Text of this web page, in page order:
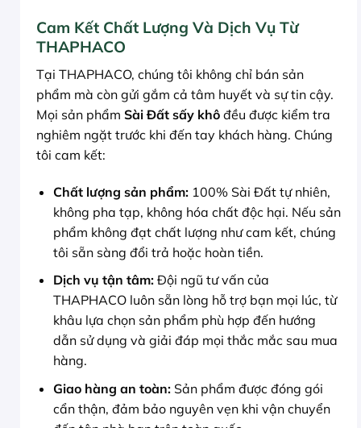
Cam Kết Chất Lượng Và Dịch Vụ Từ
THAPHACO
Tại THAPHACO, chúng tôi không chỉ bán sản
phẩm mà còn gửi gắm cả tâm huyết và sự tin cậy.
Mọi sản phẩm Sài Đất sấy khô đều được kiểm tra
nghiêm ngặt trước khi đến tay khách hàng. Chúng
tôi cam kết:
Chất lượng sản phẩm:100% Sài Đất tự nhiên,
không pha tạp, không hóa chất độc hại. Nếu sản
phẩm không đạt chất lượng như cam kết, chúng
tôi sẵn sàng đổi trả hoặc hoàn tiền.
Dịch vụ tận tâm:Đội ngũ tư vấn của
THAPHACO luôn sẵn lòng hỗ trợ bạn mọi lúc, từ
khâu lựa chọn sản phẩm phù hợp đến hướng
dẫn sử dụng và giải đáp mọi thắc mắc sau mua
hàng.
Giao hàng an toàn:Sản phẩm được đóng gói
cẩn thận, đảm bảo nguyên vẹn khi vận chuyển